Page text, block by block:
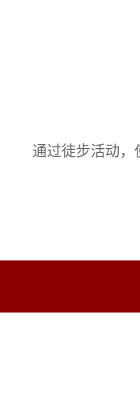
通过徒步活动，